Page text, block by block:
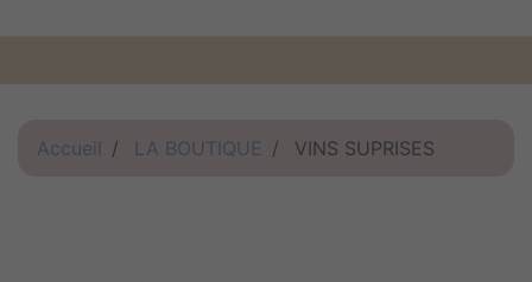
Accueil LA BOUTIQUE VINS SUPRISES